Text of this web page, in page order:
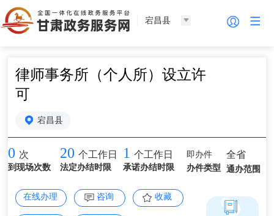
宕昌县
律师事务所（个人所）设立许
可
宕昌县
0 次
到现场次数
20 个工作日
法定办结时限
1 个工作日
承诺办结时限
即办件
办件类型
全省
通办范围
在线办理 咨询 收藏